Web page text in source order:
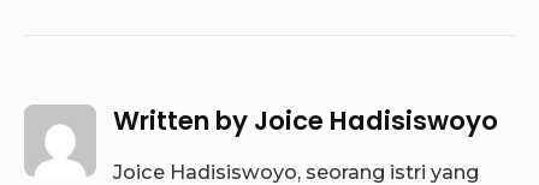
Written by Joice Hadisiswoyo
Joice Hadisiswoyo, seorang istri yang